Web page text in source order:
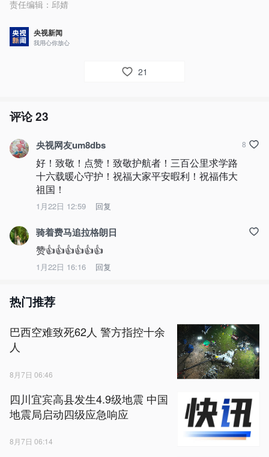
责任编辑： 邱婧
央视新闻
我用心你放心
21
评论23
央视网友um8dbs
好！致敬！点赞！致敬护航者！三百公里求学路
十六载暖心守护！祝福大家平安暇利！祝福伟大
祖国！
1月22日 12:59 回复
8
骑着费马追拉格朗日
赞👍👍👍👍👍👍
1月22日 16:16 回复
热门推荐
巴西空难致死62人 警方指控十余
人
8月7日 06:46
四川宜宾高县发生4.9级地震 中国
地震局启动四级应急响应
8月7日 06:14